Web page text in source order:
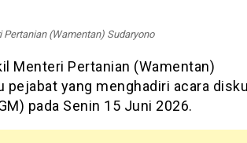
Pertanian (Wamentan) Sudaryono
Menteri Pertanian (Wamentan)
pejabat yang menghadiri acara
pada Senin 15 Juni 2026.